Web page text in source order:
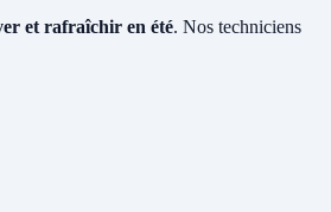
et rafraîchir en été. Nos techniciens